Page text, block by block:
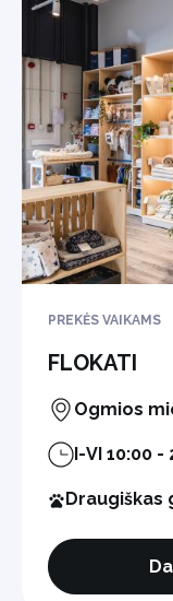
PREKĖS VAIKAMS
FLOKATI
Ogmios
I-VI 10:00 -
Draugiškas